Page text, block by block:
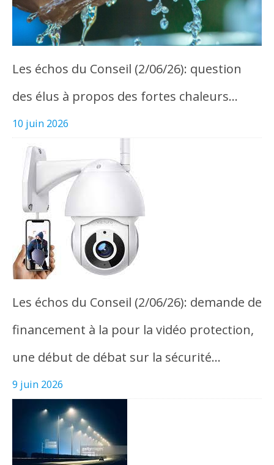
Les échos du Conseil (2/06/26): question
des élus à propos des fortes chaleurs…
10 juin 2026
Les échos du Conseil (2/06/26): demande de
financement à la pour la vidéo protection,
une début de débat sur la sécurité…
9 juin 2026